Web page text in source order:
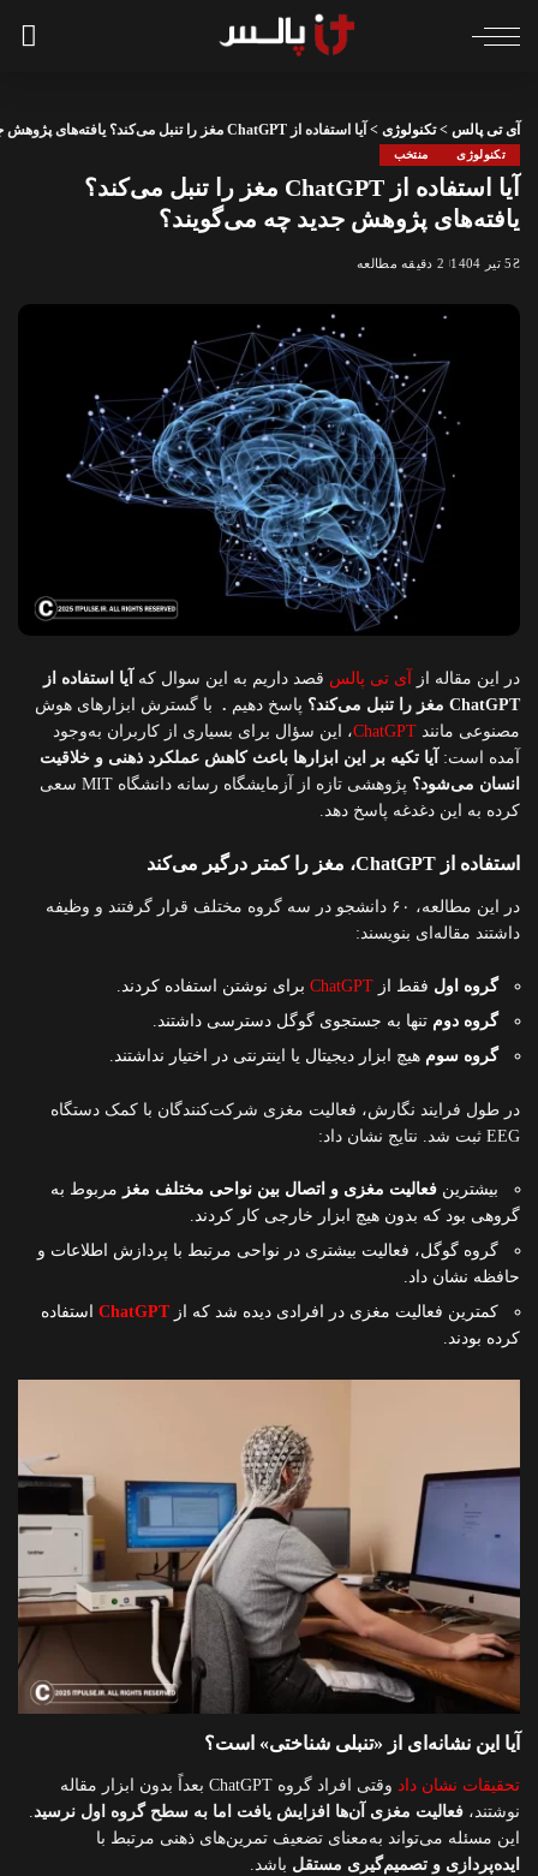
آی تی پالس >تکنولوژی > آیا استفاده از ChatGPT مغز را تنبل می‌کند؟ یافته‌های پژوهش جدید چه می‌گویند؟
تکنولوژی منتخب
آیا استفاده از ChatGPT مغز را تنبل می‌کند؟
یافته‌های پژوهش جدید چه می‌گویند؟
5 تیر 1404 2 دقیقه مطالعه
در این مقاله از آی تی پالس قصد داریم به این سوال که آیا استفاده از
ChatGPT مغز را تنبل می‌کند؟
پاسخ دهیم . با گسترش ابزارهای هوش
مصنوعی مانند ChatGPT، این سؤال برای بسیاری از کاربران به‌وجود
آمده است: آیا تکیه بر این ابزارها باعث کاهش عملکرد ذهنی و خلاقیت
انسان می‌شود؟
پژوهشی تازه از آزمایشگاه رسانه دانشگاه MIT سعی
کرده به این دغدغه پاسخ دهد.
استفاده از ChatGPT، مغز را کمتر درگیر می‌کند
در این مطالعه، ۶۰ دانشجو در سه گروه مختلف قرار گرفتند و وظیفه
داشتند مقاله‌ای بنویسند:
گروه اول فقط ازChatGPT برای نوشتن استفاده کردند.
گروه دوم تنها به جستجوی گوگل دسترسی داشتند.
گروه سوم هیچ ابزار دیجیتال یا اینترنتی در اختیار نداشتند.
در طول فرایند نگارش، فعالیت مغزی شرکت‌کنندگان با کمک دستگاه
EEG ثبت شد. نتایج نشان داد:
بیشترینفعالیت مغزی و اتصال بین نواحی مختلف مغز مربوط به
گروهی بود که بدون هیچ ابزار خارجی کار کردند.
گروه گوگل، فعالیت بیشتری در نواحی مرتبط با پردازش اطلاعات و
حافظه نشان داد.
کمترین فعالیت مغزی در افرادی دیده شد که ازChatGPT استفاده
کرده بودند.
آیا این نشانه‌ای از «تنبلی شناختی» است؟
تحقیقات نشان داد
وقتی افراد گروه ChatGPT بعداً بدون ابزار مقاله
نوشتند، فعالیت مغزی آن‌ها افزایش یافت اما به سطح گروه اول نرسید.
این مسئله می‌تواند به‌معنای تضعیف تمرین‌های ذهنی مرتبط با
ایده‌پردازی و تصمیم‌گیری مستقل باشد.